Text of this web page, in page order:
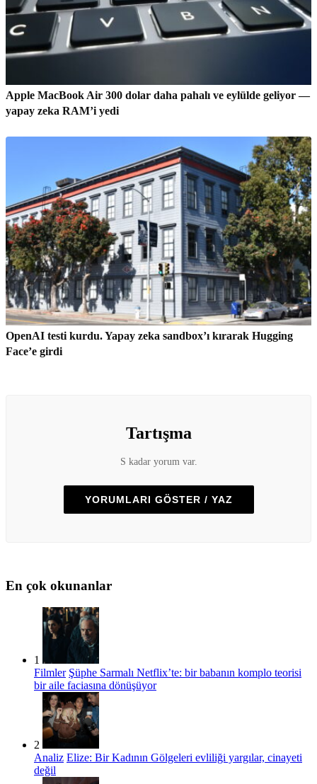
Apple MacBook Air 300 dolar daha pahalı ve eylülde geliyor —
yapay zeka RAM’i yedi
OpenAI testi kurdu. Yapay zeka sandbox’ı kırarak Hugging
Face’e girdi
Tartışma
S kadar yorum var.
YORUMLARI GÖSTER / YAZ
En çok okunanlar
1
Filmler Şüphe Sarmalı Netflix’te: bir babanın komplo teorisi
bir aile faciasına dönüşüyor
2
Analiz Elize: Bir Kadının Gölgeleri evliliği yargılar, cinayeti
değil